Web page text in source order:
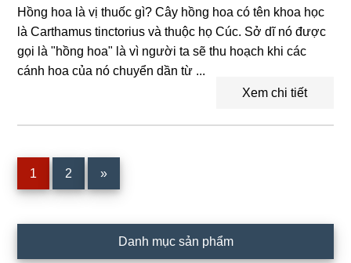
Hồng hoa là vị thuốc gì? Cây hồng hoa có tên khoa học
là Carthamus tinctorius và thuộc họ Cúc. Sở dĩ nó được
gọi là "hồng hoa" là vì người ta sẽ thu hoạch khi các
cánh hoa của nó chuyển dần từ ...
Xem chi tiết
Trang
1 Trang
2 »
Danh mục sản phẩm